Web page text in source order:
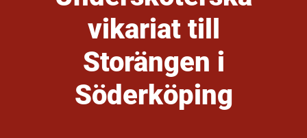
vikariat till
Storängen i
Söderköping